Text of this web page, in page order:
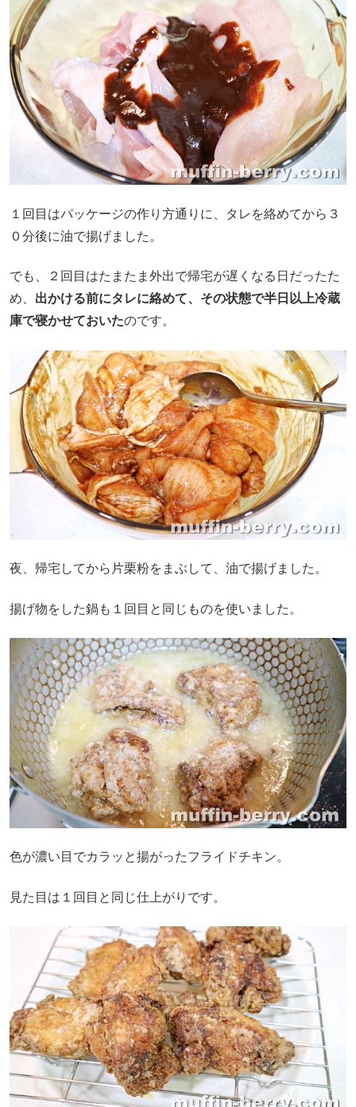
１回目はパッケージの作り方通りに、タレを絡めてから３
０分後に油で揚げました。
でも、２回目はたまたま外出で帰宅が遅くなる日だったた
め、 出かける前にタレに絡めて、その状態で半日以上冷蔵
庫で寝かせておいたのです。
夜、帰宅してから片栗粉をまぶして、油で揚げました。
揚げ物をした鍋も１回目と同じものを使いました。
色が濃い目でカラッと揚がったフライドチキン。
見た目は１回目と同じ仕上がりです。